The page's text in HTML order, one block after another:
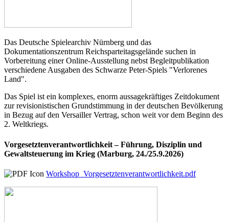
Das Deutsche Spielearchiv Nürnberg und das
Dokumentationszentrum Reichsparteitagsgelände suchen in
Vorbereitung einer Online-Ausstellung nebst Begleitpublikation
verschiedene Ausgaben des Schwarze Peter-Spiels "Verlorenes
Land".
Das Spiel ist ein komplexes, enorm aussagekräftiges Zeitdokument
zur revisionistischen Grundstimmung in der deutschen Bevölkerung
in Bezug auf den Versailler Vertrag, schon weit vor dem Beginn des
2. Weltkriegs.
Vorgesetztenverantwortlichkeit – Führung, Disziplin und
Gewaltsteuerung im Krieg (Marburg, 24./25.9.2026)
Workshop_Vorgesetztenverantwortlichkeit.pdf